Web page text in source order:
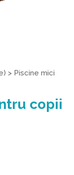
> Piscine mici
copii